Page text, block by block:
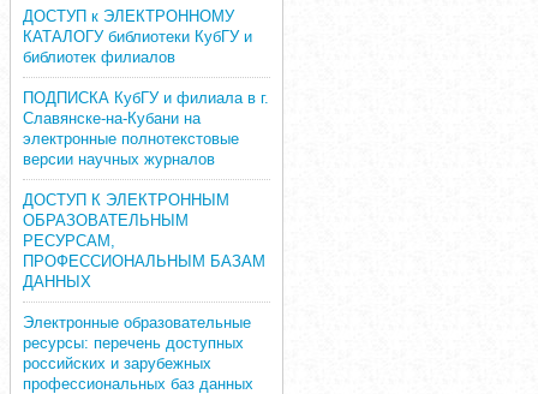
ДОСТУП к ЭЛЕКТРОННОМУ
КАТАЛОГУ библиотеки КубГУ и
библиотек филиалов
ПОДПИСКА КубГУ и филиала в г.
Славянске-на-Кубани на
электронные полнотекстовые
версии научных журналов
ДОСТУП К ЭЛЕКТРОННЫМ
ОБРАЗОВАТЕЛЬНЫМ
РЕСУРСАМ,
ПРОФЕССИОНАЛЬНЫМ БАЗАМ
ДАННЫХ
Электронные образовательные
ресурсы: перечень доступных
российских и зарубежных
профессиональных баз данных